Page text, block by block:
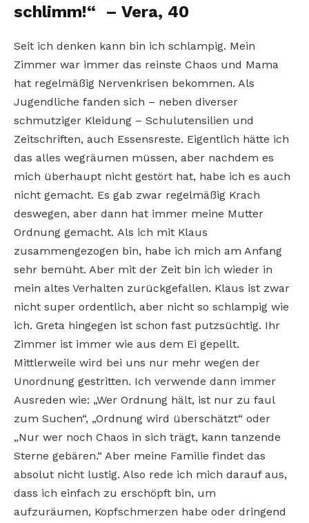
schlimm!“ – Vera, 40
Seit ich denken kann bin ich schlampig. Mein
Zimmer war immer das reinste Chaos und Mama
hat regelmäßig Nervenkrisen bekommen. Als
Jugendliche fanden sich – neben diverser
schmutziger Kleidung – Schulutensilien und
Zeitschriften, auch Essensreste. Eigentlich hätte ich
das alles wegräumen müssen, aber nachdem es
mich überhaupt nicht gestört hat, habe ich es auch
nicht gemacht. Es gab zwar regelmäßig Krach
deswegen, aber dann hat immer meine Mutter
Ordnung gemacht. Als ich mit Klaus
zusammengezogen bin, habe ich mich am Anfang
sehr bemüht. Aber mit der Zeit bin ich wieder in
mein altes Verhalten zurückgefallen. Klaus ist zwar
nicht super ordentlich, aber nicht so schlampig wie
ich. Greta hingegen ist schon fast putzsüchtig. Ihr
Zimmer ist immer wie aus dem Ei gepellt.
Mittlerweile wird bei uns nur mehr wegen der
Unordnung gestritten. Ich verwende dann immer
Ausreden wie: „Wer Ordnung hält, ist nur zu faul
zum Suchen“, „Ordnung wird überschätzt“ oder
„Nur wer noch Chaos in sich trägt, kann tanzende
Sterne gebären.“ Aber meine Familie findet das
absolut nicht lustig. Also rede ich mich darauf aus,
dass ich einfach zu erschöpft bin, um
aufzuräumen, Kopfschmerzen habe oder dringend